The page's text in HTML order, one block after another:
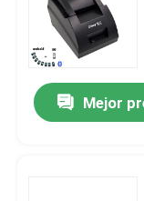
noticias
impresora del
Mejor